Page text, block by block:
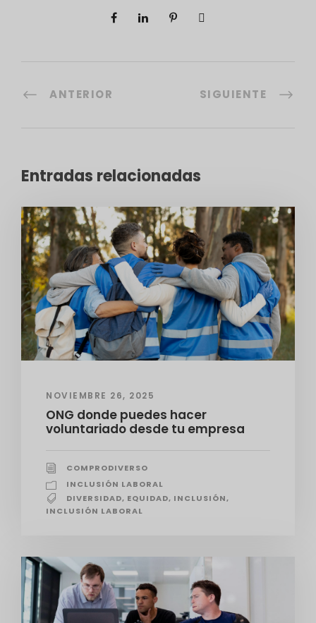
ANTERIOR SIGUIENTE
Entradas relacionadas
NOVIEMBRE 26, 2025
ONG donde puedes hacer
voluntariado desde tu empresa
COMPRODIVERSO
INCLUSIÓN LABORAL
DIVERSIDAD, EQUIDAD, INCLUSIÓN,
INCLUSIÓN LABORAL